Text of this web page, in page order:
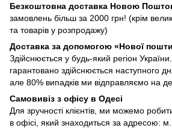
Безкоштовна доставка Новою
замовлень більш за 2000 грн! (крім
та товарів у розпродажу)
Доставка за допомогою «Нової
Здійснюється у будь-який регіон
гарантовано здійснюється наступного
але 80% випадків ми відправляємо на
Самовивіз з офісу в Одесі
Для зручності клієнтів, ми можемо
в офісі, який знаходиться за адресою: